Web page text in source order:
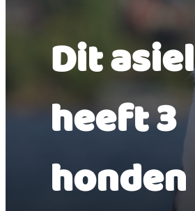
Dit asiel
heeft 3
honden